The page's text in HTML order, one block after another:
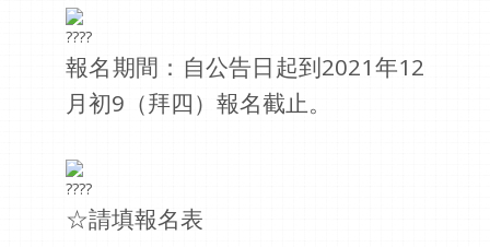
報名期間：自公告日起到2021年12
月初9（拜四）報名截止。
☆請填報名表